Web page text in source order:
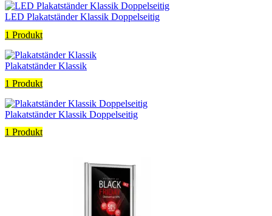
LED Plakatständer Klassik Doppelseitig
1 Produkt
Plakatständer Klassik
1 Produkt
Plakatständer Klassik Doppelseitig
1 Produkt